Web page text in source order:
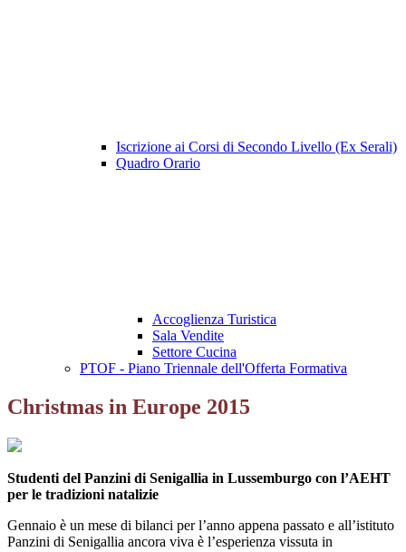
Iscrizione ai Corsi di Secondo Livello (Ex Serali)
Quadro Orario
Accoglienza Turistica
Sala Vendite
Settore Cucina
PTOF - Piano Triennale dell'Offerta Formativa
Christmas in Europe 2015
Studenti del Panzini di Senigallia in Lussemburgo con l’AEHT
per le tradizioni natalizie
Gennaio è un mese di bilanci per l’anno appena passato e all’istituto
Panzini di Senigallia ancora viva è l’esperienza vissuta in